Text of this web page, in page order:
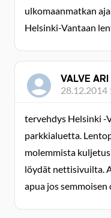
ulkomaanmatkan
Helsinki-Vantaan
VALVE ARI
28.12.2014
tervehdys Helsinki -
parkkialuetta.
molemmista
löydät nettisivuilta.
apua jos semmoisen